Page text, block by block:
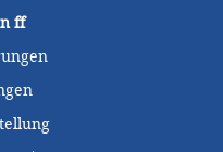
ff